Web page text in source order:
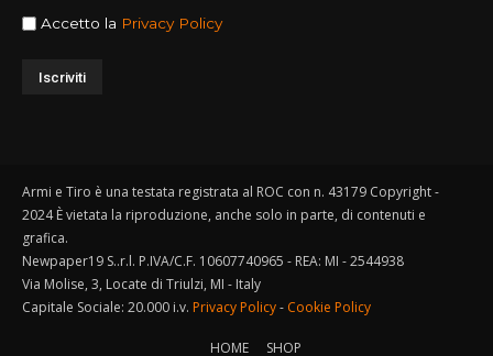
Accetto la Privacy Policy
Armi e Tiro è una testata registrata al ROC con n. 43179 Copyright -
2024 È vietata la riproduzione, anche solo in parte, di contenuti e
grafica.
Newpaper19 S..r.l. P.IVA/C.F. 10607740965 - REA: MI - 2544938
Via Molise, 3, Locate di Triulzi, MI - Italy
Capitale Sociale: 20.000 i.v. Privacy Policy- Cookie Policy
HOME SHOP